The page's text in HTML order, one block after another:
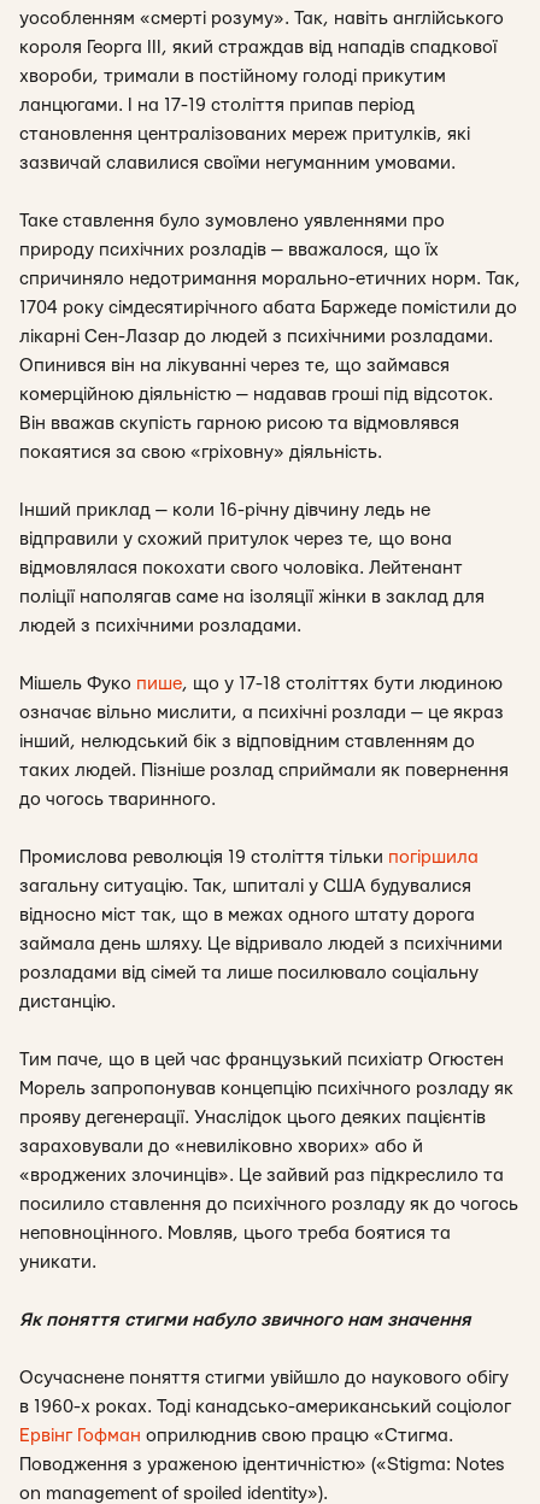
уособленням «смерті розуму». Так, навіть англійського
короля Георга ІІІ, який страждав від нападів спадкової
хвороби, тримали в постійному голоді прикутим
ланцюгами. І на 17-19 століття припав період
становлення централізованих мереж притулків, які
зазвичай славилися своїми негуманним умовами.
Таке ставлення було зумовлено уявленнями про
природу психічних розладів — вважалося, що їх
спричиняло недотримання морально-етичних норм. Так,
1704 року сімдесятирічного абата Баржеде помістили до
лікарні Сен-Лазар до людей з психічними розладами.
Опинився він на лікуванні через те, що займався
комерційною діяльністю — надавав гроші під відсоток.
Він вважав скупість гарною рисою та відмовлявся
покаятися за свою «гріховну» діяльність.
Інший приклад — коли 16-річну дівчину ледь не
відправили у схожий притулок через те, що вона
відмовлялася покохати свого чоловіка. Лейтенант
поліції наполягав саме на ізоляції жінки в заклад для
людей з психічними розладами.
Мішель Фуко пише, що у 17-18 століттях бути людиною
означає вільно мислити, а психічні розлади — це якраз
інший, нелюдський бік з відповідним ставленням до
таких людей. Пізніше розлад сприймали як повернення
до чогось тваринного.
Промислова революція 19 століття тільки погіршила
загальну ситуацію. Так, шпиталі у США будувалися
відносно міст так, що в межах одного штату дорога
займала день шляху. Це відривало людей з психічними
розладами від сімей та лише посилювало соціальну
дистанцію.
Тим паче, що в цей час французький психіатр Огюстен
Морель запропонував концепцію психічного розладу як
прояву дегенерації. Унаслідок цього деяких пацієнтів
зараховували до «невиліковно хворих» або й
«вроджених злочинців». Це зайвий раз підкреслило та
посилило ставлення до психічного розладу як до чогось
неповноцінного. Мовляв, цього треба боятися та
уникати.
Як поняття стигми набуло звичного нам значення
Осучаснене поняття стигми увійшло до наукового обігу
в 1960-х роках. Тоді канадсько-американський соціолог
Ервінг Гофман оприлюднив свою працю «Стигма.
Поводження з ураженою ідентичністю» («Stigma: Notes
on management of spoiled identity»).